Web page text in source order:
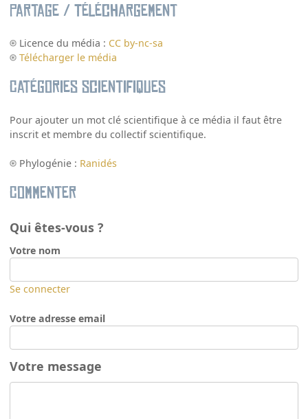
Partage / Téléchargement
Licence du média : CC by-nc-sa
Télécharger le média
Catégories scientifiques
Pour ajouter un mot clé scientifique à ce média il faut être
inscrit et membre du collectif scientifique.
Phylogénie : Ranidés
Commenter
Qui êtes-vous ?
Votre nom
Se connecter
Votre adresse email
Votre message